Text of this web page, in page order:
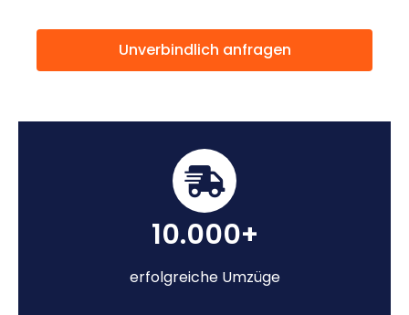
Unverbindlich anfragen
10.000+
erfolgreiche Umzüge